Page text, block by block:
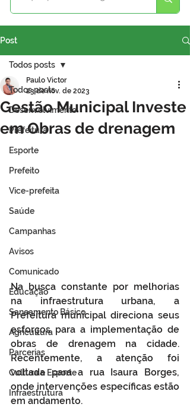
Post
Todos posts
Desenvolvimento
Prefeitura
Esporte
Prefeito
Vice-prefeita
Saúde
Campanhas
Avisos
Comunicado
Educação
Saneamento Básico
Agricultura
Parcerias
Cultura e Esporte
Infraestrutura
Todos posts
Gestão Municipal Investe
em Obras de drenagem
Paulo Victor
23 de nov. de 2023
Na busca constante por melhorias
na infraestrutura urbana, a
Prefeitura municipal direciona seus
esforços para a implementação de
obras de drenagem na cidade.
Recentemente, a atenção foi
voltada para a rua Isaura Borges,
onde intervenções específicas estão
em andamento.